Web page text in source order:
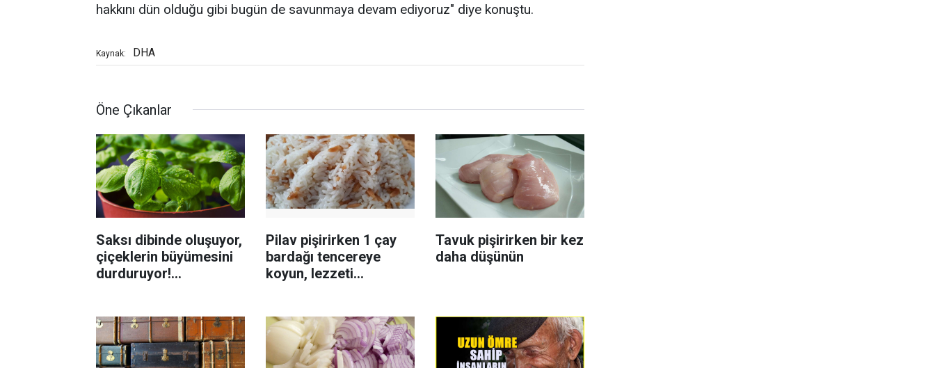
hakkını dün olduğu gibi bugün de savunmaya devam ediyoruz" diye konuştu.
Kaynak: DHA
Öne Çıkanlar
Saksı dibinde oluşuyor,
çiçeklerin büyümesini
durduruyor!
Pilav pişirirken 1 çay
bardağı tencereye
koyun, lezzeti
Tavuk pişirirken bir kez
daha düşünün